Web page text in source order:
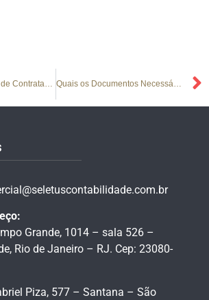
Veja as Vantagens de Contratar um Contador para Ajudar no Imposto de Renda Quais os Documentos Necessários para a Declaração de IR?
Grande, 1014 – sala 526 –
Rio de Janeiro – RJ. Cep: 23080-
Piza, 577 – Santana – São